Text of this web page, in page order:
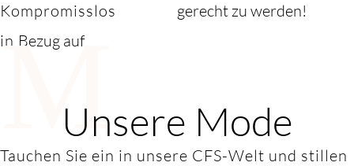
Kompromisslos
in Bezug auf
gerecht zu werden!
MUnsere Mode
Tauchen Sie ein in unsere CFS-Welt und stillen